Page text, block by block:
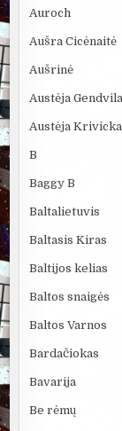
Auroch
Aušra Cicėnaitė
Aušrinė
Austėja
Austėja
B
Baggy B
Baltalietuvis
Baltasis Kiras
Baltijos kelias
Baltos snaigės
Baltos Varnos
Bardačiokas
Bavarija
Be rėmų